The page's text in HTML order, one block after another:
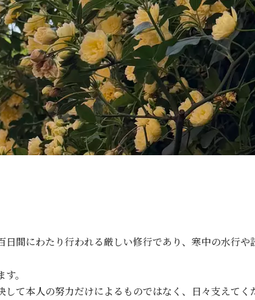
日間にわたり行われる厳しい修行であり、 寒中の水行や
。
して本人の努力だけによる ものではなく、 日々支えてく